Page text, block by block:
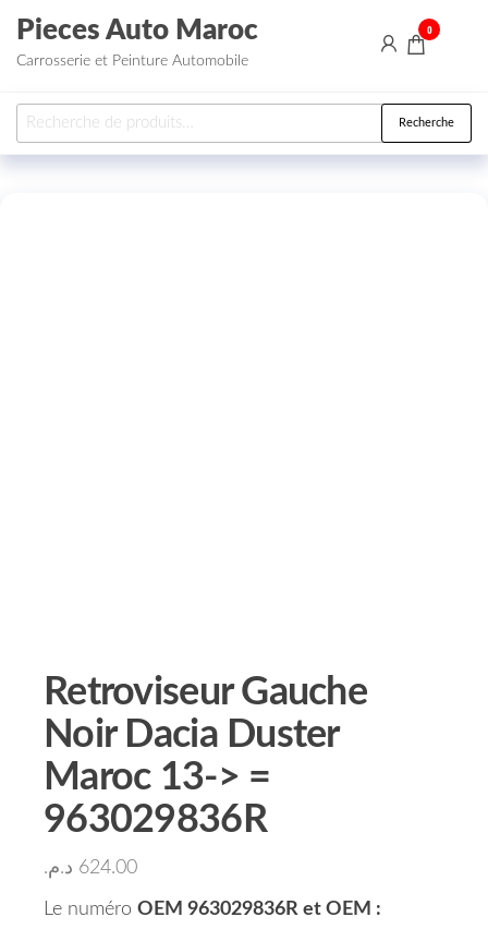
Aller au contenu
Pieces Auto Maroc
Carrosserie et Peinture Automobile
0
Recherche pour : Recherche
Retroviseur Gauche
Noir Dacia Duster
Maroc 13-> =
963029836R
624.00 د.م.
Le numéro OEM 963029836R et OEM :